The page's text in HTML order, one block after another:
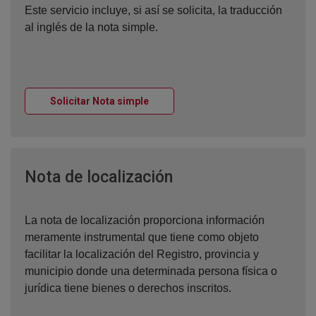
Este servicio incluye, si así se solicita, la traducción
al inglés de la nota simple.
Solicitar Nota simpleVentana nueva
Nota de localización
La nota de localización proporciona información
meramente instrumental que tiene como objeto
facilitar la localización del Registro, provincia y
municipio donde una determinada persona física o
jurídica tiene bienes o derechos inscritos.